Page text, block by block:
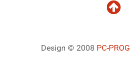
Design © 2008 PC-PROG